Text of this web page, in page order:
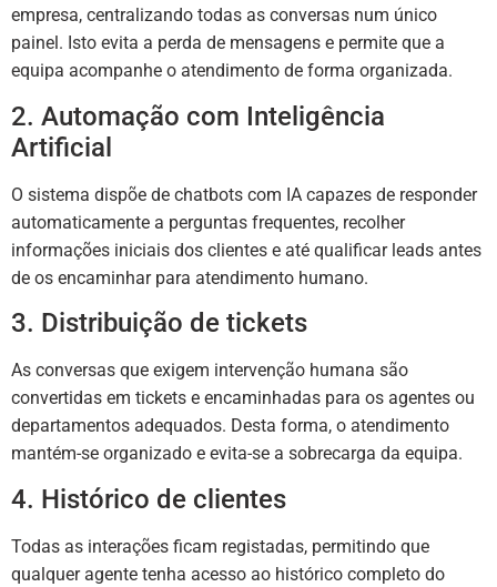
empresa, centralizando todas as conversas num único
painel. Isto evita a perda de mensagens e permite que a
equipa acompanhe o atendimento de forma organizada.
2. Automação com Inteligência
Artificial
O sistema dispõe de chatbots com IA capazes de responder
automaticamente a perguntas frequentes, recolher
informações iniciais dos clientes e até qualificar leads antes
de os encaminhar para atendimento humano.
3. Distribuição de tickets
As conversas que exigem intervenção humana são
convertidas em tickets e encaminhadas para os agentes ou
departamentos adequados. Desta forma, o atendimento
mantém-se organizado e evita-se a sobrecarga da equipa.
4. Histórico de clientes
Todas as interações ficam registadas, permitindo que
qualquer agente tenha acesso ao histórico completo do